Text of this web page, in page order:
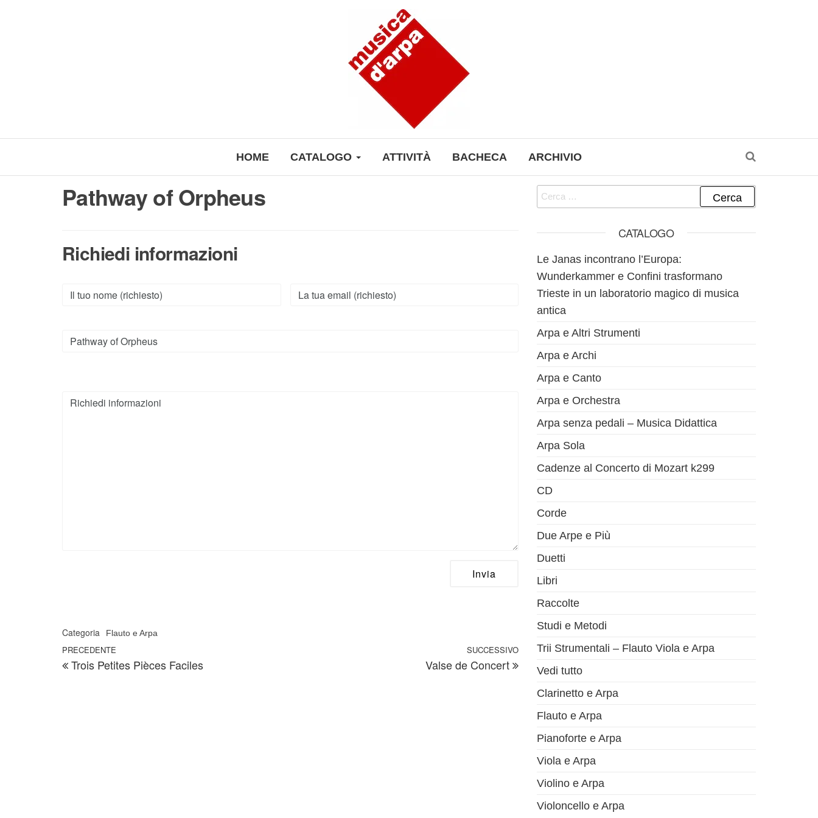
HOME CATALOGO ATTIVITÀ BACHECA ARCHIVIO
Pathway of Orpheus
Richiedi informazioni
Categoria Flauto e Arpa
Navigazione articoli
Articolo precedente
PRECEDENTE
Trois Petites Pièces Faciles
Articolo successivo
SUCCESSIVO
Valse de Concert
Ricerca per:
CATALOGO
Le Janas incontrano l’Europa:
Wunderkammer e Confini trasformano
Trieste in un laboratorio magico di musica
antica
Arpa e Altri Strumenti
Arpa e Archi
Arpa e Canto
Arpa e Orchestra
Arpa senza pedali – Musica Didattica
Arpa Sola
Cadenze al Concerto di Mozart k299
CD
Corde
Due Arpe e Più
Duetti
Libri
Raccolte
Studi e Metodi
Trii Strumentali – Flauto Viola e Arpa
Vedi tutto
Clarinetto e Arpa
Flauto e Arpa
Pianoforte e Arpa
Viola e Arpa
Violino e Arpa
Violoncello e Arpa